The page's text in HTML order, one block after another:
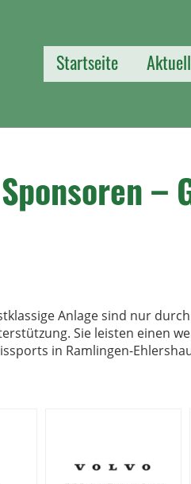
Startseite
–
Anlage sind nur
Sie leisten einen
in Ramlingen-